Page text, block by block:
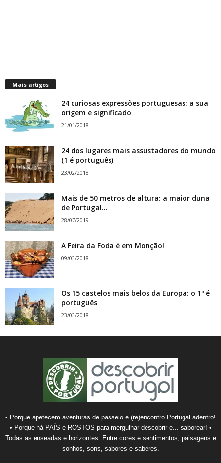
Mais artigos
24 curiosas expressões portuguesas: a sua
origem e significado
21/01/2018
24 dos lugares mais assustadores do mundo
(1 é português)
23/02/2018
Mais de 50 metros de altura: a maior duna
de Portugal...
28/07/2019
A Feira da Foda é em Monção!
09/03/2018
Os 15 castelos mais belos da Europa: o 1º é
português
23/03/2018
• Porque apetecem aventuras de passeio e (re)encontro Portugal adentro!
• Porque há PAÍS e ROSTOS para mergulhar descobrir e... saborear! •
Todas as enseadas e horizontes. Entre cores e sentimentos, paisagens e
sonhos, sons, sabores e saberes.